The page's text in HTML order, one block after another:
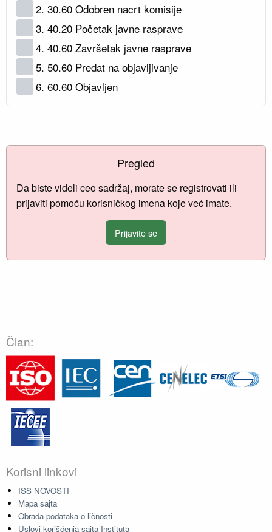
2. 30.60 Odobren nacrt komisije
3. 40.20 Početak javne rasprave
4. 40.60 Završetak javne rasprave
5. 50.60 Predat na objavljivanje
6. 60.60 Objavljen
Pregled
Da biste videli ceo sadržaj, morate se registrovati ili
prijaviti pomoću korisničkog imena koje već imate.
Prijavite se
Član:
Korisni linkovi
ISS NOVOSTI
Mapa sajta
Obrada podataka o ličnosti
Uslovi korišćenja sajta Instituta